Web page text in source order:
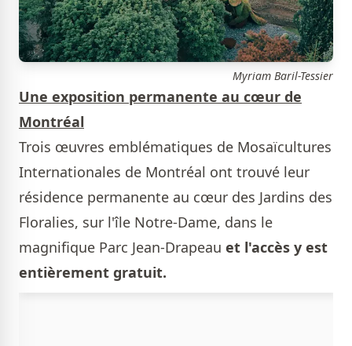
Myriam Baril-Tessier
Une exposition permanente au cœur de
Montréal
Trois œuvres emblématiques de Mosaïcultures
Internationales de Montréal ont trouvé leur
résidence permanente au cœur des Jardins des
Floralies, sur l'île Notre-Dame, dans le
magnifique Parc Jean-Drapeau et l'accès y est
entièrement gratuit.